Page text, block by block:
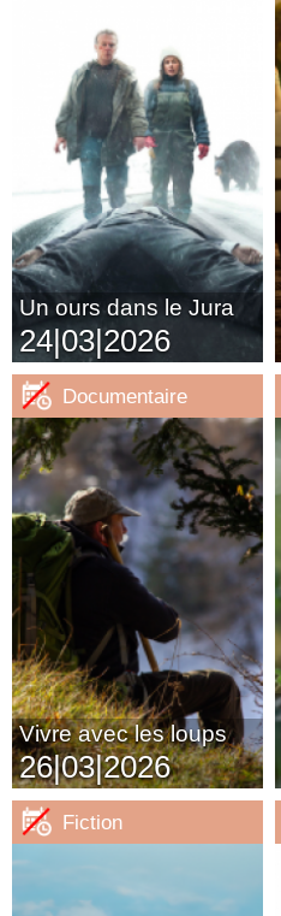
Un ours dans le Jura
24|03|2026
Documentaire
Vivre avec les loups
26|03|2026
Fiction